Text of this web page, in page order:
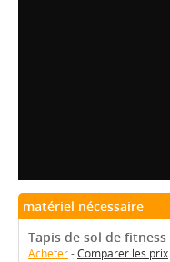
matériel nécessaire
Tapis de sol de fitness
Acheter-Comparer les prix